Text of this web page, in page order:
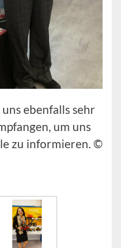
ebenfalls sehr
um uns
zu informieren. ©